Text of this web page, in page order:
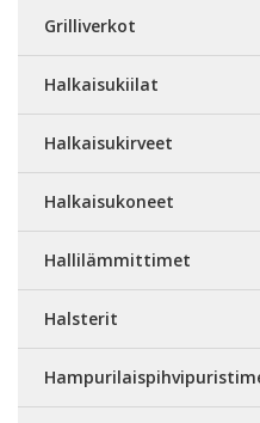
Grilliverkot
Halkaisukiilat
Halkaisukirveet
Halkaisukoneet
Hallilämmittimet
Halsterit